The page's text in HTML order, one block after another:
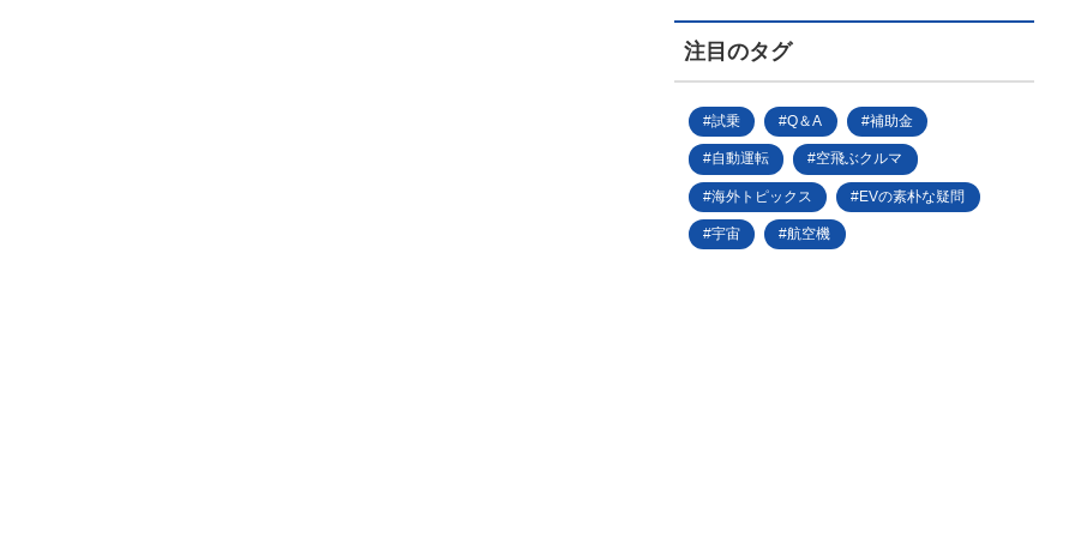
注目のタグ
試乗 Q＆A 補助金
自動運転 空飛ぶクルマ
海外トピックス EVの素朴な疑問
宇宙 航空機